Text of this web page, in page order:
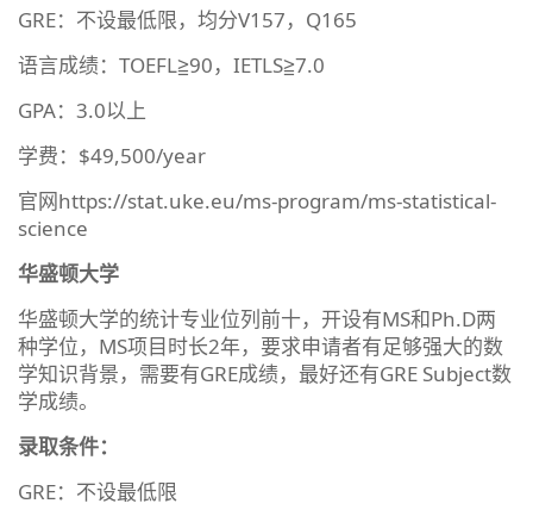
GRE：不设最低限，均分V157，Q165
语言成绩：TOEFL≧90，IETLS≧7.0
GPA：3.0以上
学费：$49,500/year
官网https://stat.uke.eu/ms-program/ms-statistical-
science
华盛顿大学
华盛顿大学的统计专业位列前十，开设有MS和Ph.D两
种学位，MS项目时长2年，要求申请者有足够强大的数
学知识背景，需要有GRE成绩，最好还有GRE Subject数
学成绩。
录取条件：
GRE：不设最低限